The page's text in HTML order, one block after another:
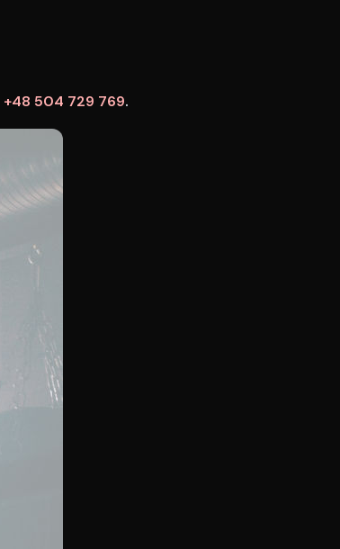
+48 504 729 769.